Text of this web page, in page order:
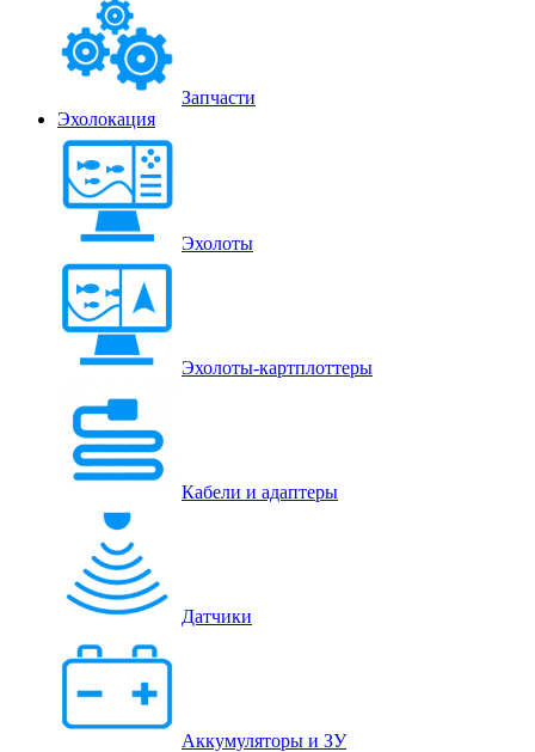
Запчасти
Эхолокация
Эхолоты
Эхолоты-картплоттеры
Кабели и адаптеры
Датчики
Аккумуляторы и ЗУ